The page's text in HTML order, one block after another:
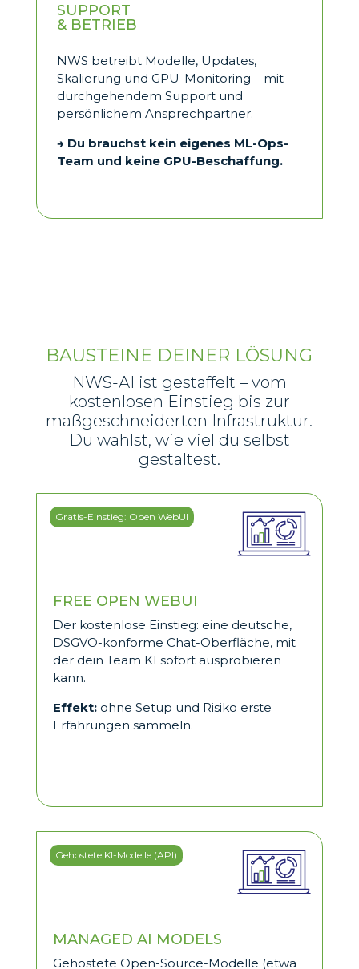
SUPPORT
& BETRIEB
NWS betreibt Modelle, Updates,
Skalierung und GPU-Monitoring – mit
durchgehendem Support und
persönlichem Ansprechpartner.
→ Du brauchst kein eigenes ML-Ops-
Team und keine GPU-Beschaffung.
BAUSTEINE DEINER LÖSUNG
NWS-AI ist gestaffelt – vom
kostenlosen Einstieg bis zur
maßgeschneiderten Infrastruktur.
Du wählst, wie viel du selbst
gestaltest.
Gratis-Einstieg: Open WebUI
FREE OPEN WEBUI
Der kostenlose Einstieg: eine deutsche,
DSGVO-konforme Chat-Oberfläche, mit
der dein Team KI sofort ausprobieren
kann.
Effekt: ohne Setup und Risiko erste
Erfahrungen sammeln.
Gehostete KI-Modelle (API)
MANAGED AI MODELS
Gehostete Open-Source-Modelle (etwa